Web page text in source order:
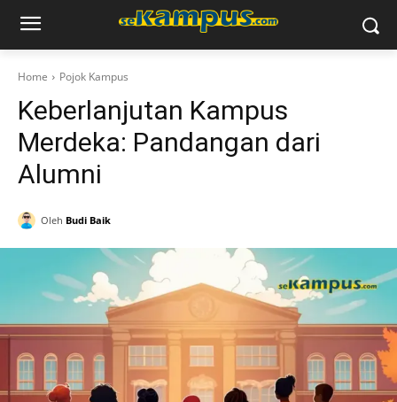
Home Pojok Kampus
Keberlanjutan Kampus
Merdeka: Pandangan dari
Alumni
Oleh Budi Baik